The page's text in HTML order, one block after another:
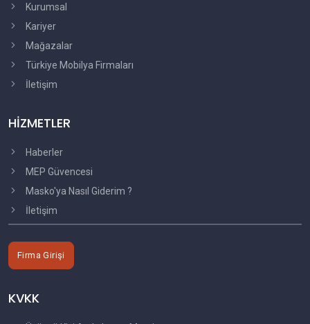
Kurumsal
Kariyer
Mağazalar
Türkiye Mobilya Firmaları
İletişim
HİZMETLER
Haberler
MEP Güvencesi
Masko'ya Nasıl Giderim ?
İletişim
Firma Girişi
KVKK